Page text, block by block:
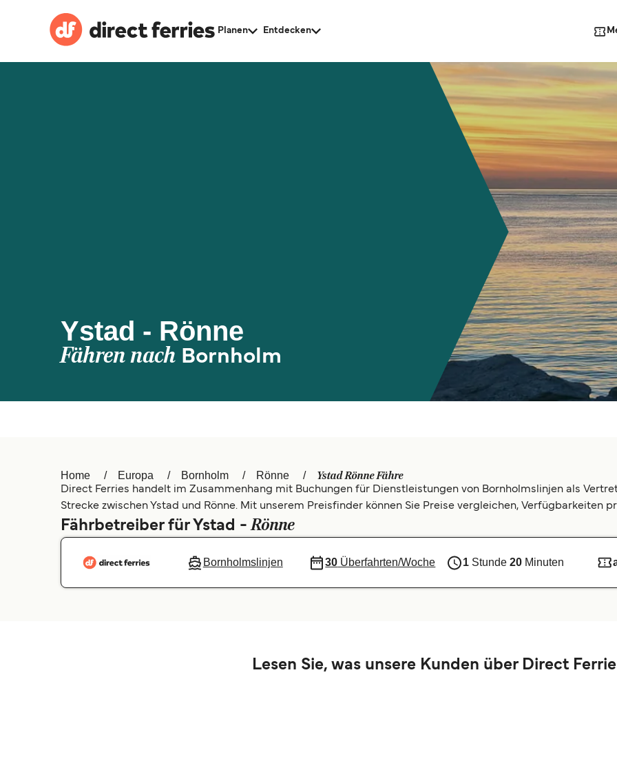
Planen Entdecken
Ystad - Rönne
Fähren nach Bornholm
Home Europa Bornholm Rönne Ystad Rönne Fähre
Direct Ferries handelt im Zusammenhang mit Buchungen für Dienstleistungen von Bornholmslinjen als
Strecke zwischen Ystad und Rönne. Mit unserem Preisfinder können Sie Preise vergleichen, Verfügbarkeiten
Fährbetreiber für Ystad -Rönne
Bornholmslinjen 30 Überfahrten/Woche 1 Stunde20 Minuten
Lesen Sie, was unsere Kunden über Direct